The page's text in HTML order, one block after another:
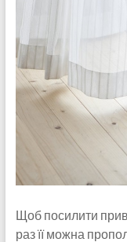
Щоб посилити
раз її можна